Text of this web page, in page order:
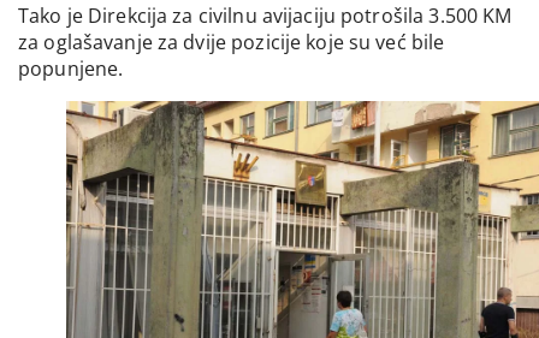
Tako je Direkcija za civilnu avijaciju potrošila 3.500 KM
za oglašavanje za dvije pozicije koje su već bile
popunjene.